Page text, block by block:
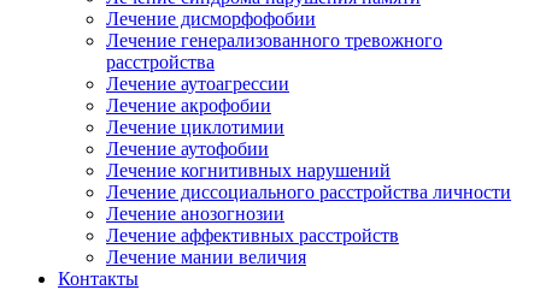
Лечение дисморфофобии
Лечение генерализованного тревожного
расстройства
Лечение аутоагрессии
Лечение акрофобии
Лечение циклотимии
Лечение аутофобии
Лечение когнитивных нарушений
Лечение диссоциального расстройства личности
Лечение анозогнозии
Лечение аффективных расстройств
Лечение мании величия
Контакты